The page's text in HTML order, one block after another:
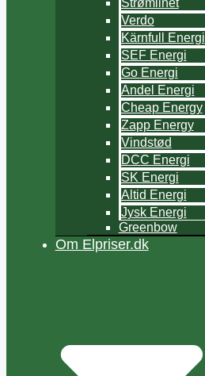
Strømlinet
Verdo
Kärnfull Energi
SEF Energi
Go Energi
Andel Energi
Cheap Energy
Zapp Energy
Vindstød
DCC Energi
SK Energi
Altid Energi
Jysk Energi
Greenbow
Om Elpriser.dk